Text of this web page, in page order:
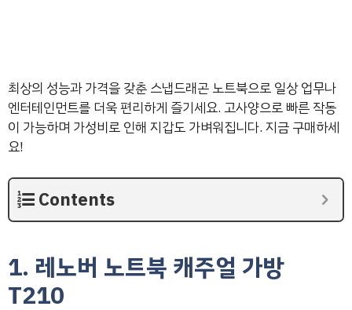
최상의 성능과 가격을 갖춘 스냅드래곤 노트북으로 일상 업무나
엔터테인먼트를 더욱 편리하게 즐기세요. 고사양으로 빠른 작동
이 가능하며 가성비로 인해 지갑도 가벼워집니다. 지금 구매하세
요!
Contents
1. 레노버 노트북 캐주얼 가방
T210